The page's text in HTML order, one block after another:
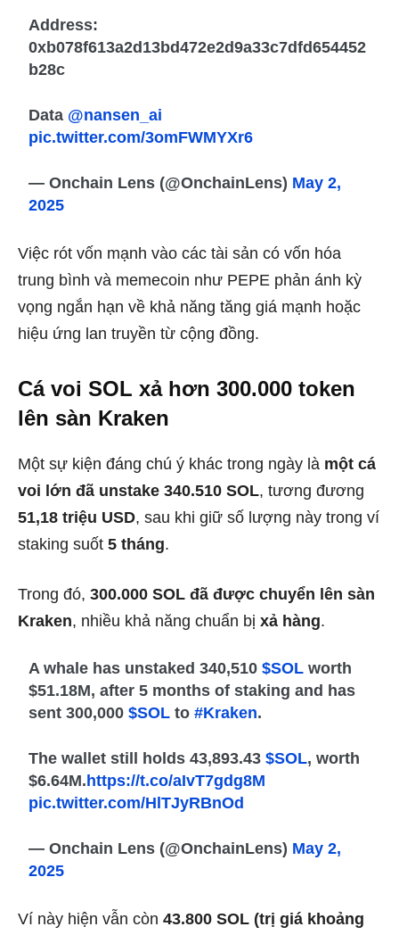
Address:
0xb078f613a2d13bd472e2d9a33c7dfd654452
b28c
Data @nansen_ai
pic.twitter.com/3omFWMYXr6
— Onchain Lens (@OnchainLens) May 2,
2025
Việc rót vốn mạnh vào các tài sản có vốn hóa
trung bình và memecoin như PEPE phản ánh kỳ
vọng ngắn hạn về khả năng tăng giá mạnh hoặc
hiệu ứng lan truyền từ cộng đồng.
Cá voi SOL xả hơn 300.000 token
lên sàn Kraken
Một sự kiện đáng chú ý khác trong ngày là một cá
voi lớn đã unstake 340.510 SOL, tương đương
51,18 triệu USD, sau khi giữ số lượng này trong ví
staking suốt 5 tháng.
Trong đó, 300.000 SOL đã được chuyển lên sàn
Kraken, nhiều khả năng chuẩn bị xả hàng.
A whale has unstaked 340,510$SOL worth
$51.18M, after 5 months of staking and has
sent 300,000$SOL to#Kraken.
The wallet still holds 43,893.43$SOL, worth
$6.64M.https://t.co/aIvT7gdg8M
pic.twitter.com/HlTJyRBnOd
— Onchain Lens (@OnchainLens) May 2,
2025
Ví này hiện vẫn còn 43.800 SOL (trị giá khoảng